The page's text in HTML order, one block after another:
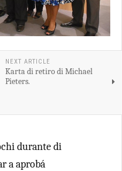
NEXT ARTICLE
Karta di retiro di Michael
Pieters.
durante di
a aprobá